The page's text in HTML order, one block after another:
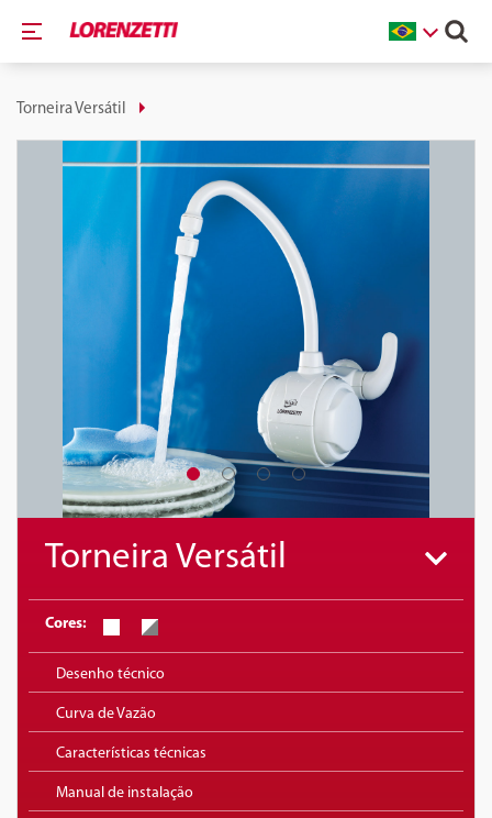
Torneira Versátil
Torneira Versátil
Cores:
Desenho técnico
Curva de Vazão
Características técnicas
Manual de instalação